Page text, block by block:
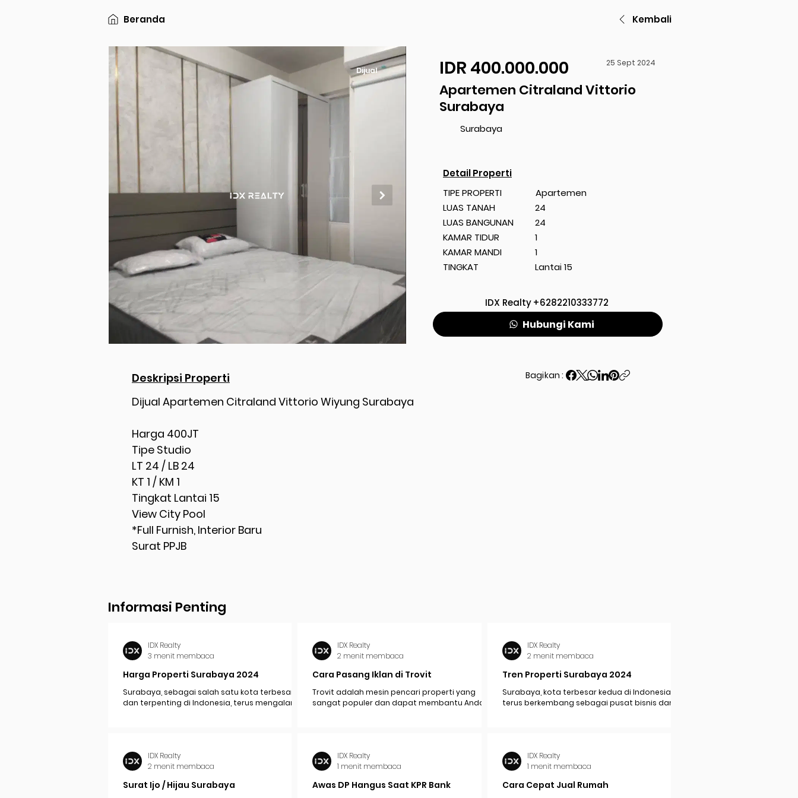
Beranda Kembali
Dijual IDR 400.000.000 25 Sept 2024
Apartemen Citraland Vittorio
Surabaya
Surabaya
Detail Properti
TIPE PROPERTI
LUAS TANAH
LUAS BANGUNAN
KAMAR TIDUR
KAMAR MANDI
TINGKAT
Apartemen
24
24
1
1
Lantai 15
IDX Realty+6282210333772
Hubungi Kami
Deskripsi Properti Bagikan :
Dijual Apartemen Citraland Vittorio Wiyung Surabaya
Harga 400JT
Tipe Studio
LT 24 / LB 24
KT 1 / KM 1
Tingkat Lantai 15
View City Pool
*Full Furnish, Interior Baru
Surat PPJB
Informasi Penting
Harga Properti Surabaya 2024
Surabaya, sebagai salah satu kota terbesar
dan terpenting di Indonesia, terus mengalami
IDX Realty
3 menit membaca
Cara Pasang Iklan di Trovit
Trovit adalah mesin pencari properti yang
sangat populer dan dapat membantu Anda
IDX Realty
2 menit membaca
Tren Properti Surabaya 2024
Surabaya, kota terbesar kedua di Indonesia,
terus berkembang sebagai pusat bisnis dan
IDX Realty
2 menit membaca
Surat Ijo / Hijau Surabaya
IDX Realty
2 menit membaca
Awas DP Hangus Saat KPR Bank
IDX Realty
1 menit membaca
Cara Cepat Jual Rumah
IDX Realty
1 menit membaca